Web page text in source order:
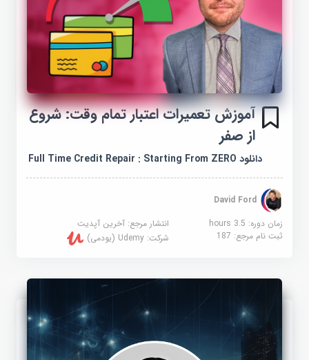
آموزش تعمیرات اعتبار تمام وقت: شروع
از صفر
دانلود Full Time Credit Repair : Starting From ZERO
David Ford
زمان دوره: 3.5 hours
انتشار مرجع:آخرین آپدیت
ثبت نام مرجع:187 شرکت:Udemy (یودمی)